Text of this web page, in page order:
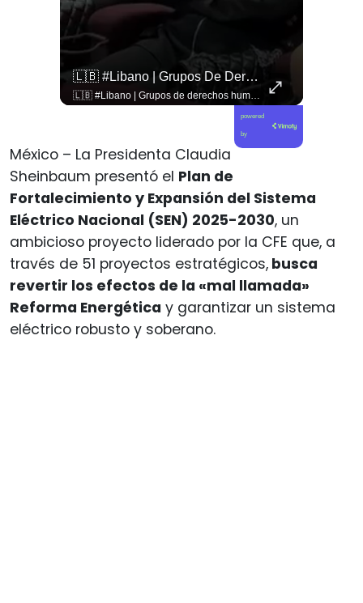
🇱🇧 #Libano | Grupos De Derechos Humanos Presentan Pruebas Sobre El Asesinato De La Periodista Libanesa Amal Khalil, Asesinada Por Israel.
🇱🇧 #Libano | Grupos de derechos humanos presentan pruebas sobre el asesinato de la periodista libanesa Amal Khalil, asesinada por Israel.
powered
by
México – La Presidenta Claudia
Sheinbaum presentó el Plan de
Fortalecimiento y Expansión del Sistema
Eléctrico Nacional (SEN) 2025-2030, un
ambicioso proyecto liderado por la CFE que, a
través de 51 proyectos estratégicos, busca
revertir los efectos de la «mal llamada»
Reforma Energética y garantizar un sistema
eléctrico robusto y soberano.